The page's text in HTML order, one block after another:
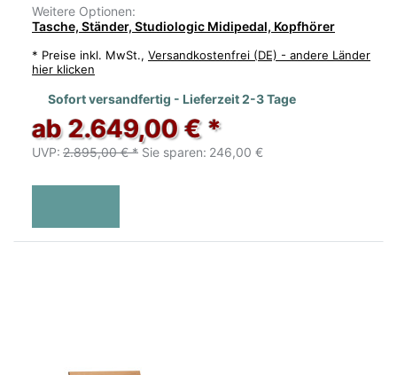
Weitere Optionen:
Tasche, Ständer, Studiologic Midipedal, Kopfhörer
* Preise inkl. MwSt., Versandkostenfrei (DE) - andere Länder
hier klicken
Sofort versandfertig - Lieferzeit 2-3 Tage
ab 2.649,00 € *
UVP: 2.895,00 € * Sie sparen: 246,00 €